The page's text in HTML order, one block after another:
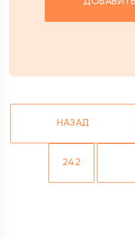
НАЗАД
242